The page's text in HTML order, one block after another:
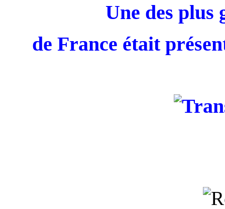
Une des plus
de France était